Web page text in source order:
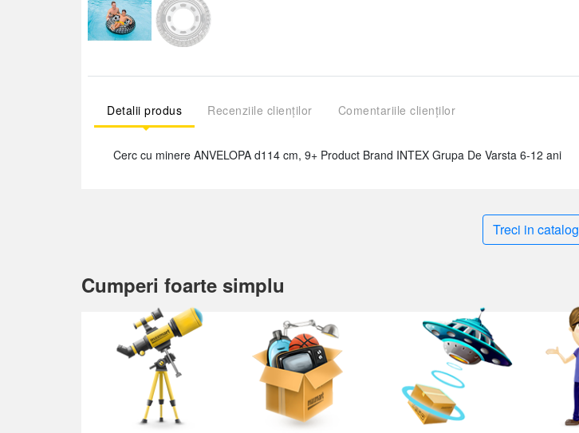
Detalii produs Recenziile clienților Comentariile clienților
Cerc cu minere ANVELOPA d114 cm, 9+ Product Brand INTEX Grupa De Varsta 6-12 ani
Treci in catalog
Cumperi foarte simplu